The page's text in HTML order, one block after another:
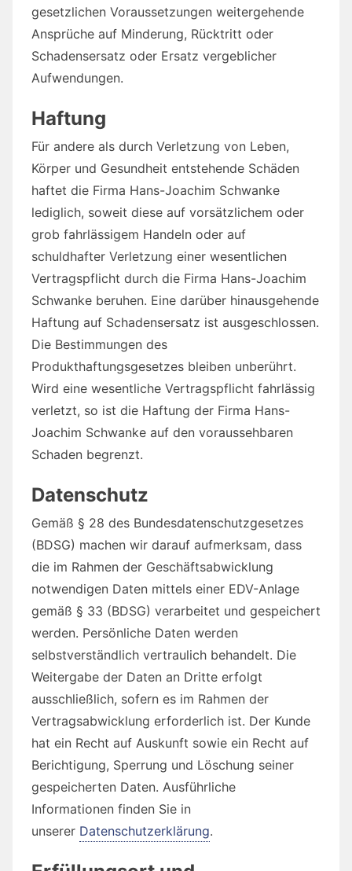
gesetzlichen Voraussetzungen weitergehende
Ansprüche auf Minderung, Rücktritt oder
Schadensersatz oder Ersatz vergeblicher
Aufwendungen.
Haftung
Für andere als durch Verletzung von Leben,
Körper und Gesundheit entstehende Schäden
haftet die Firma Hans-Joachim Schwanke
lediglich, soweit diese auf vorsätzlichem oder
grob fahrlässigem Handeln oder auf
schuldhafter Verletzung einer wesentlichen
Vertragspflicht durch die Firma Hans-Joachim
Schwanke beruhen. Eine darüber hinausgehende
Haftung auf Schadensersatz ist ausgeschlossen.
Die Bestimmungen des
Produkthaftungsgesetzes bleiben unberührt.
Wird eine wesentliche Vertragspflicht fahrlässig
verletzt, so ist die Haftung der Firma Hans-
Joachim Schwanke auf den voraussehbaren
Schaden begrenzt.
Datenschutz
Gemäß § 28 des Bundesdatenschutzgesetzes
(BDSG) machen wir darauf aufmerksam, dass
die im Rahmen der Geschäftsabwicklung
notwendigen Daten mittels einer EDV-Anlage
gemäß § 33 (BDSG) verarbeitet und gespeichert
werden. Persönliche Daten werden
selbstverständlich vertraulich behandelt. Die
Weitergabe der Daten an Dritte erfolgt
ausschließlich, sofern es im Rahmen der
Vertragsabwicklung erforderlich ist. Der Kunde
hat ein Recht auf Auskunft sowie ein Recht auf
Berichtigung, Sperrung und Löschung seiner
gespeicherten Daten. Ausführliche
Informationen finden Sie in
unserer Datenschutzerklärung.